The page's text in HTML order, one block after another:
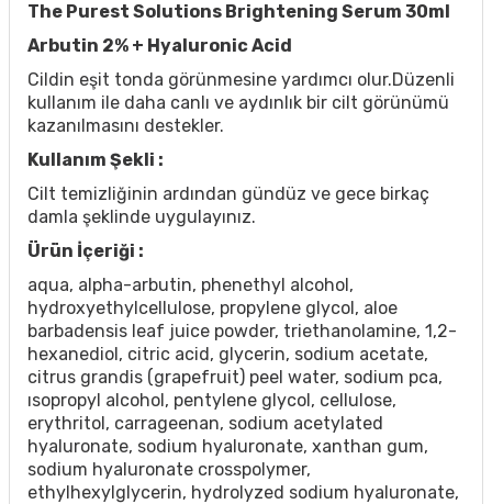
The Purest Solutions Brightening Serum 30ml
Arbutin 2% + Hyaluronic Acid
Cildin eşit tonda görünmesine yardımcı olur.Düzenli
kullanım ile daha canlı ve aydınlık bir cilt görünümü
kazanılmasını destekler.
Kullanım Şekli :
Cilt temizliğinin ardından gündüz ve gece birkaç
damla şeklinde uygulayınız.
Ürün İçeriği :
aqua, alpha-arbutin, phenethyl alcohol,
hydroxyethylcellulose, propylene glycol, aloe
barbadensis leaf juice powder, triethanolamine, 1,2-
hexanediol, citric acid, glycerin, sodium acetate,
citrus grandis (grapefruit) peel water, sodium pca,
ısopropyl alcohol, pentylene glycol, cellulose,
erythritol, carrageenan, sodium acetylated
hyaluronate, sodium hyaluronate, xanthan gum,
sodium hyaluronate crosspolymer,
ethylhexylglycerin, hydrolyzed sodium hyaluronate,